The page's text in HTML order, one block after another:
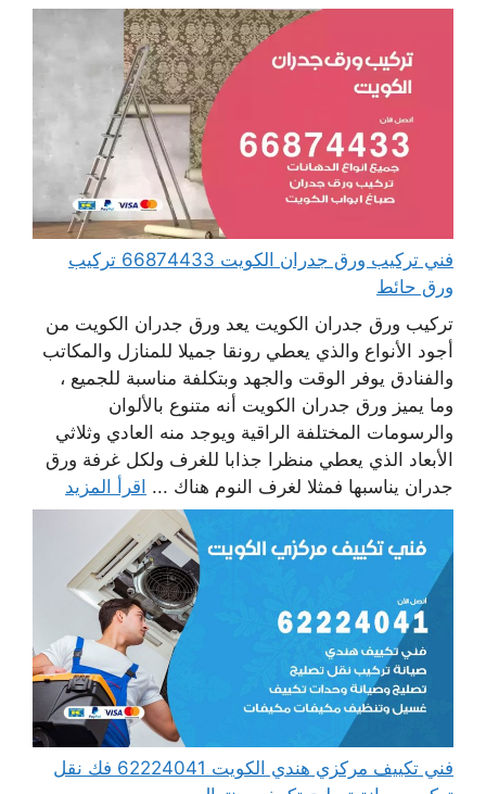
فني تركيب ورق جدران الكويت 66874433 تركيب
ورق حائط
تركيب ورق جدران الكويت يعد ورق جدران الكويت من
أجود الأنواع والذي يعطي رونقا جميلا للمنازل والمكاتب
والفنادق يوفر الوقت والجهد وبتكلفة مناسبة للجميع ،
وما يميز ورق جدران الكويت أنه متنوع بالألوان
والرسومات المختلفة الراقية ويوجد منه العادي وثلاثي
الأبعاد الذي يعطي منظرا جذابا للغرف ولكل غرفة ورق
جدران يناسبها فمثلا لغرف النوم هناك ... اقرأ المزيد
فني تكييف مركزي هندي الكويت 62224041 فك نقل